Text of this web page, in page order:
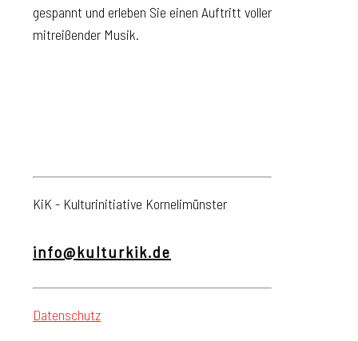
gespannt und erleben Sie einen Auftritt voller
mitreißender Musik.
KiK - Kulturinitiative Kornelimünster
info@kulturkik.de
Datenschutz